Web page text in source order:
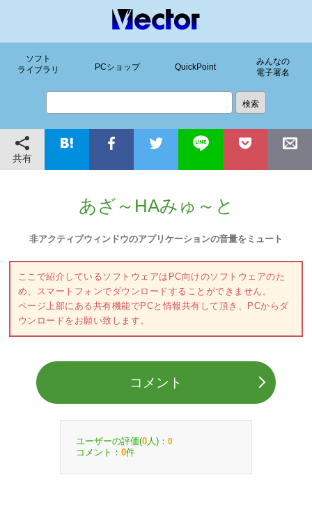
ソフト
ライブラリ
PCショップ QuickPoint
みんなの
電子署名
共有
あざ～HAみゅ～と
非アクティブウィンドウのアプリケーションの音量をミュート
ここで紹介しているソフトウェアはPC向けのソフトウェアのた
め、スマートフォンでダウンロードすることができません。
ページ上部にある共有機能でPCと情報共有して頂き、PCからダ
ウンロードをお願い致します。
コメント
ユーザーの評価(0 人)： 0
コメント： 0件